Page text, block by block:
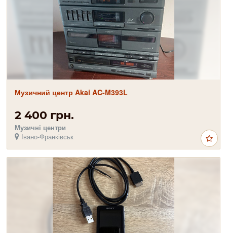
Музичний центр Akai AC-M393L
2 400 грн.
Музичні центри
Івано-Франківськ